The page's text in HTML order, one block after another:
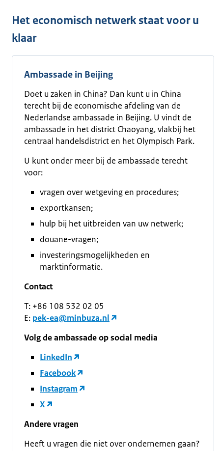
Het economisch netwerk staat voor u
klaar
Ambassade in Beijing
Doet u zaken in China? Dan kunt u in China
terecht bij de economische afdeling van de
Nederlandse ambassade in Beijing. U vindt de
ambassade in het district Chaoyang, vlakbij het
centraal handelsdistrict en het Olympisch Park.
U kunt onder meer bij de ambassade terecht
voor:
vragen over wetgeving en procedures;
exportkansen;
hulp bij het uitbreiden van uw netwerk;
douane-vragen;
investeringsmogelijkheden en
marktinformatie.
Contact
T: +86 108 532 02 05
E: pek-ea@minbuza.nl
Volg de ambassade op social media
LinkedIn
Facebook
Instagram
X
Andere vragen
Heeft u vragen die niet over ondernemen gaan?